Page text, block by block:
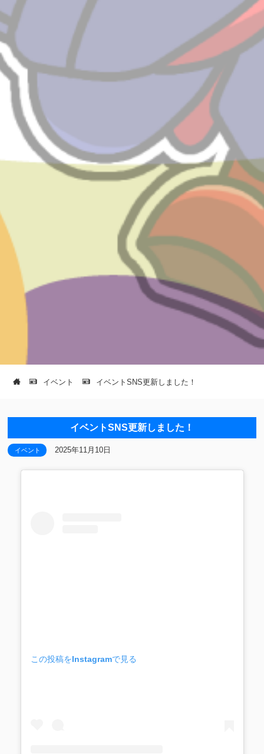
イベント イベントSNS更新しました！
イベントSNS更新しました！
イベント 2025年11月10日
この投稿をInstagramで見る